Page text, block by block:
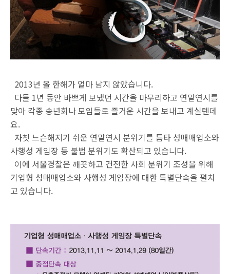
2013년 올 한해가 얼마 남지 않았습니다.
다들 1년 동안 바쁘게 보냈던 시간을 마무리하고 연말연시를
맞아 각종 송년회나 모임들로 즐거운 시간을 보내고 계실텐데
요.
자칫 느슨해지기 쉬운 연말연시 분위기를 틈타 성매매업소와
사행성 게임장 등 불법 분위기도 확산되고 있습니다.
이에 서울경찰은 깨끗하고 건전한 사회 분위기 조성을 위해
기업형 성매매업소와 사행성 게임장에 대한 특별단속을 펼치
고 있습니다.